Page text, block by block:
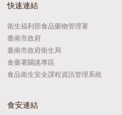
快速連結
衛生福利部食品藥物管理署
臺南市政府
臺南市政府衛生局
食藥署闢謠專區
食品衛生安全課程資訊管理系統
食安連結